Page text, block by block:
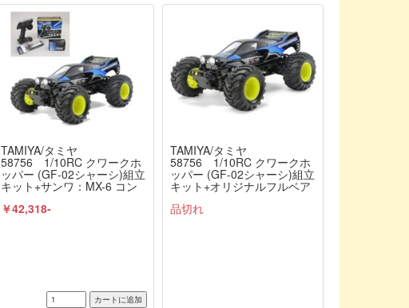
TAMIYA/タミヤ
58756 1/10RC クワークホ
ッパー (GF-02シャーシ)組立
キット+サンワ：MX-6 コン
ナルフルセット（未組立）
￥42,318-
TAMIYA/タミヤ
58756 1/10RC クワークホ
ッパー (GF-02シャーシ)組立
キット+オリジナルフルベア
ラジコン≫
品切れ